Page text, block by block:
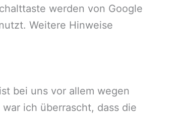
werden von Google
Weitere Hinweise
bei uns vor allem wegen
ich überrascht, dass die